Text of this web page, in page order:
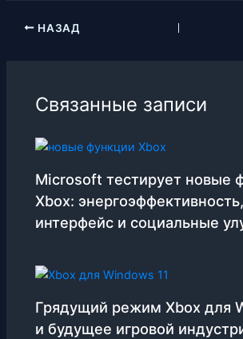
НАЗАД
Связанные записи
Microsoft тестирует новые
Xbox: энергоэффективность,
интерфейс и социальные
Грядущий режим Xbox для
и будущее игровой